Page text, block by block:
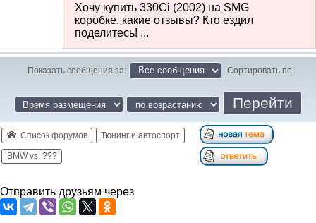
Хочу купить 330Ci (2002) на SMG
коробке, какие отзывы? Кто ездил
поделитесь! ...
Показать сообщения за: Сортировать по:
Список форумов Тюнинг и автоспорт
BMW vs. ???
Отправить друзьям через